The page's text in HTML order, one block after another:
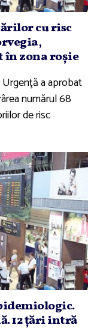
cu risc
zona roşie
a aprobat
numărul 68
de risc
12 ţări intră